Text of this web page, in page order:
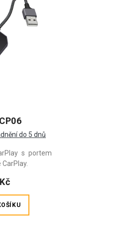
do 5 dnů
s portem